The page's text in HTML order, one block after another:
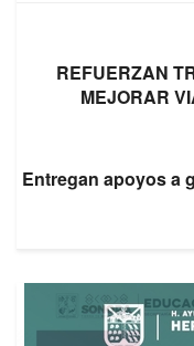
REFUERZAN
MEJORAR
Entregan apoyos a